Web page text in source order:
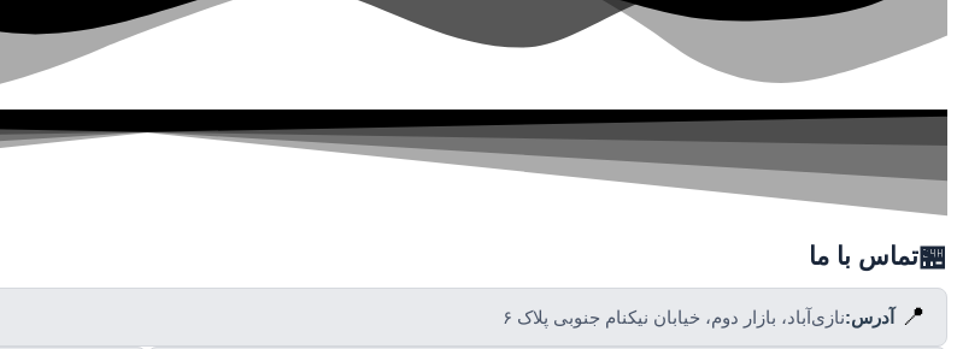
🏪تماس با ما
📍 آدرس:نازی‌آباد، بازار دوم، خیابان نیکنام جنوبی پلاک ۶